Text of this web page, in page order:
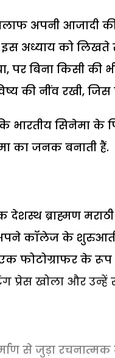
अपनी आजादी
इस अध्याय को
पर बिना किसी
की नींव रखी,
भारतीय सिनेमा के
का जनक बनाती हैं.
ब्राह्मण
कॉलेज के शुरुआती
फोटोग्राफर के
प्रेस खोला और
से जुड़ा